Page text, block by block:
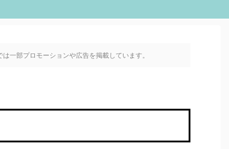
一部プロモーションや広告を掲載しています。